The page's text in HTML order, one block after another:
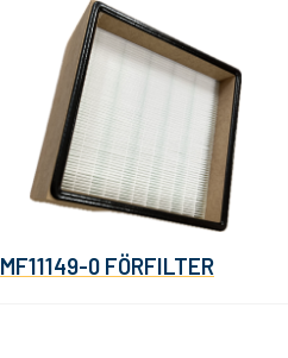
MF11149-0 FÖRFILTER